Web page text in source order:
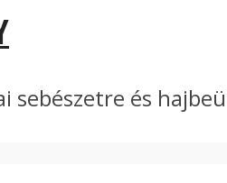
sebészetre és